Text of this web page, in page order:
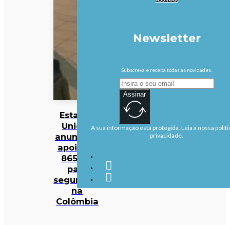
Estados
Unidos
anunciam
apoio de
865 ME
para
segurança
na
Colômbia
Newsletter
Subscreva e receba todas as novidades.
Assinar
A sua informação está protegida. Leia a nossa
privacidade.